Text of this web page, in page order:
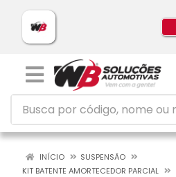
INÍCIO
SUSPENSÃO
KIT BATENTE AMORTECEDOR PARCIAL